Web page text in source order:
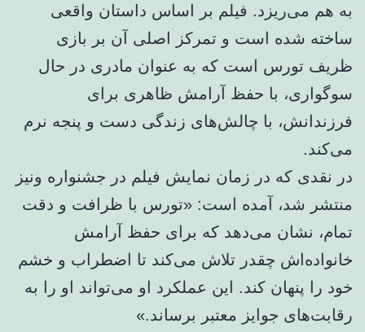
به هم می‌ریزد. فیلم بر اساس داستان واقعی
ساخته شده است و تمرکز اصلی آن بر بازی
ظریف تورس است که به عنوان مادری در حال
سوگواری، با حفظ آرامش ظاهری برای
فرزندانش، با چالش‌های زندگی دست و پنجه نرم
می‌کند.
در نقدی که در زمان نمایش فیلم در جشنواره ونیز
منتشر شد، آمده است: «تورس با ظرافت و دقت
تمام، نشان می‌دهد که برای حفظ آرامش
خانواده‌اش چقدر تلاش می‌کند تا اضطراب و خشم
خود را پنهان کند. این عملکرد او می‌تواند او را به
رقابت‌های جوایز معتبر برساند.»